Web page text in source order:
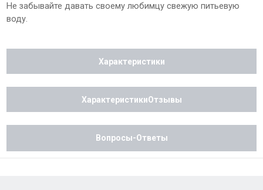
Не забывайте давать своему любимцу свежую питьевую
воду.
Характеристики
ХарактеристикиОтзывы
Вопросы-Ответы